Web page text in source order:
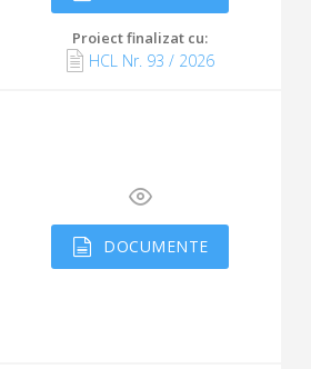
Proiect finalizat cu:
HCL Nr. 93 / 2026
DOCUMENTE